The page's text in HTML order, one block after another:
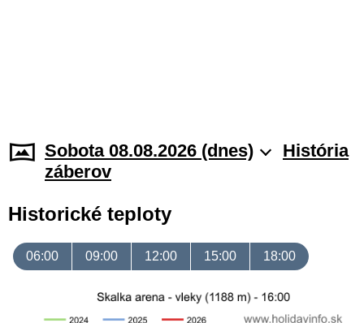
Sobota 08.08.2026 (dnes)
História
záberov
Historické teploty
06:00 09:00 12:00 15:00 18:00